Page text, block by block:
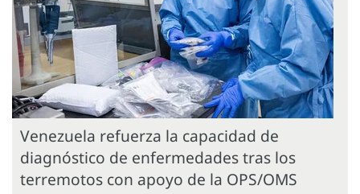
Venezuela refuerza la capacidad de
diagnóstico de enfermedades tras los
terremotos con apoyo de la OPS/OMS